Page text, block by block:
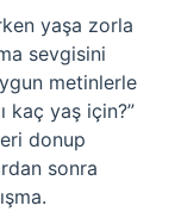
yaşa zorla
sevgisini
metinlerle
kaç yaş için?”
donup
sonra